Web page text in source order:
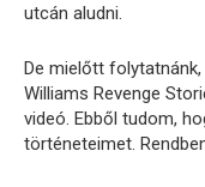
utcán aludni.
De mielőtt
Williams Revenge
videó. Ebből tudom,
történeteimet.